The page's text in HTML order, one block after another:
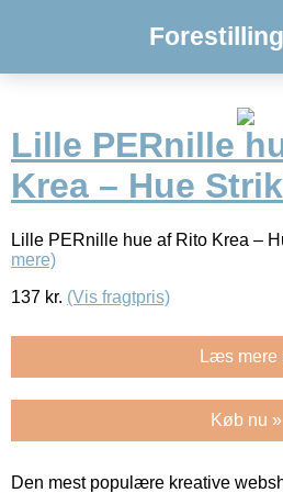
Lille PERnille
Krea – Hue
Lille PERnille hue af Rito Krea –
mere)
137 kr. (Vis fragtpris)
Læs mere
Køb nu »
Den mest populære kreative